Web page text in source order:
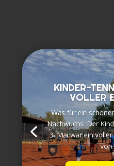
KINDER-
VOLLER
Was für ein
Nachwuchs: Der
3. Mai war ein